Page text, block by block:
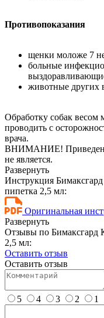
Противопоказания
щенки моложе 7
больные
животные других
Обработку собак весом
проводить с
врача.
ВНИМАНИЕ!
не является.
Развернуть
Инструкция
пипетка 2,5 мл:
Оригинальная
Развернуть
Отзывы по Бимаксгард
2,5 мл:
Оставить отзыв
Оставить отзыв
5 4 3 2 1